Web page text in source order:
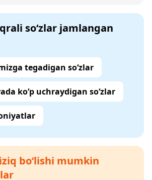
so‘zlar jamlangan
tegadigan so‘zlar
ko‘p uchraydigan so‘zlar
bo‘lishi mumkin